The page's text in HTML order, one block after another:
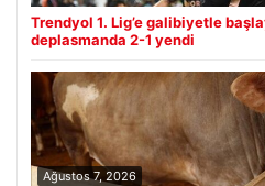
Trendyol 1. Lig’e galibiyetle
deplasmanda 2-1 yendi
Ağustos 7, 2026